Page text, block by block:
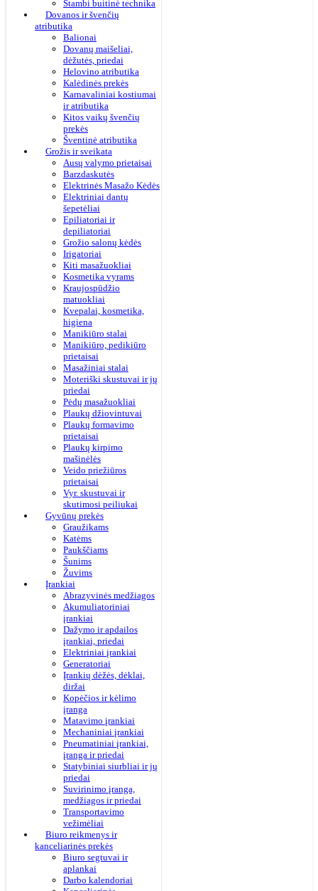
Stambi buitinė technika
Dovanos ir švenčių
atributika
Balionai
Dovanų maišeliai,
dėžutės, priedai
Helovino atributika
Kalėdinės prekės
Karnavaliniai kostiumai
ir atributika
Kitos vaikų švenčių
prekės
Šventinė atributika
Grožis ir sveikata
Ausų valymo prietaisai
Barzdaskutės
Elektrinės Masažo Kėdės
Elektriniai dantų
šepetėliai
Epiliatoriai ir
depiliatoriai
Grožio salonų kėdės
Irigatoriai
Kiti masažuokliai
Kosmetika vyrams
Kraujospūdžio
matuokliai
Kvepalai, kosmetika,
higiena
Manikiūro stalai
Manikiūro, pedikiūro
prietaisai
Masažiniai stalai
Moteriški skustuvai ir jų
priedai
Pėdų masažuokliai
Plaukų džiovintuvai
Plaukų formavimo
prietaisai
Plaukų kirpimo
mašinėlės
Veido priežiūros
prietaisai
Vyr. skustuvai ir
skutimosi peiliukai
Gyvūnų prekės
Graužikams
Katėms
Paukščiams
Šunims
Žuvims
Įrankiai
Abrazyvinės medžiagos
Akumuliatoriniai
įrankiai
Dažymo ir apdailos
įrankiai, priedai
Elektriniai įrankiai
Generatoriai
Įrankių dėžės, dėklai,
diržai
Kopėčios ir kėlimo
įranga
Matavimo įrankiai
Mechaniniai įrankiai
Pneumatiniai įrankiai,
įranga ir priedai
Statybiniai siurbliai ir jų
priedai
Suvirinimo įranga,
medžiagos ir priedai
Transportavimo
vežimėliai
Biuro reikmenys ir
kanceliarinės prekės
Biuro segtuvai ir
aplankai
Darbo kalendoriai